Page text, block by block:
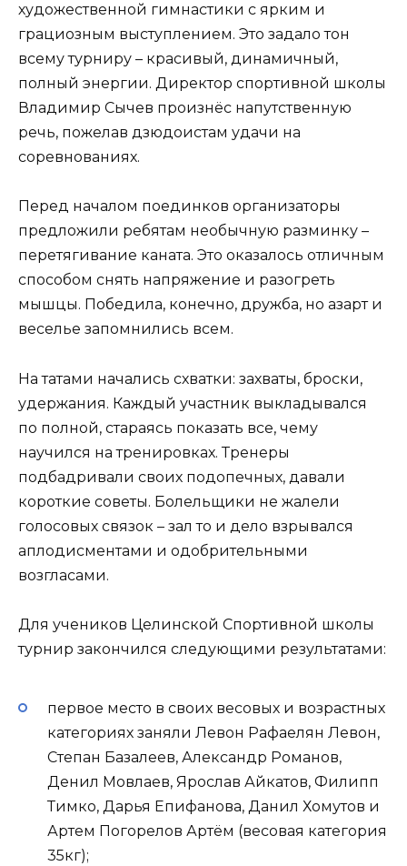
художественной гимнастики с ярким и
грациозным выступлением. Это задало тон
всему турниру – красивый, динамичный,
полный энергии. Директор спортивной школы
Владимир Сычев произнёс напутственную
речь, пожелав дзюдоистам удачи на
соревнованиях.
Перед началом поединков организаторы
предложили ребятам необычную разминку –
перетягивание каната. Это оказалось отличным
способом снять напряжение и разогреть
мышцы. Победила, конечно, дружба, но азарт и
веселье запомнились всем.
На татами начались схватки: захваты, броски,
удержания. Каждый участник выкладывался
по полной, стараясь показать все, чему
научился на тренировках. Тренеры
подбадривали своих подопечных, давали
короткие советы. Болельщики не жалели
голосовых связок – зал то и дело взрывался
аплодисментами и одобрительными
возгласами.
Для учеников Целинской Спортивной школы
турнир закончился следующими результатами:
первое место в своих весовых и возрастных
категориях заняли Левон Рафаелян Левон,
Степан Базалеев, Александр Романов,
Денил Мовлаев, Ярослав Айкатов, Филипп
Тимко, Дарья Епифанова, Данил Хомутов и
Артем Погорелов Артём (весовая категория
35кг);